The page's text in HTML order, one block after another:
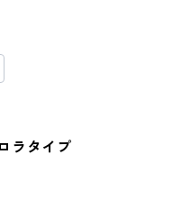
ラタイプ